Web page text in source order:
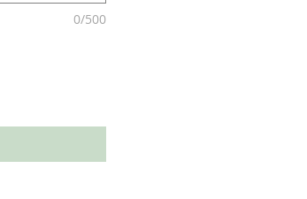
0/500